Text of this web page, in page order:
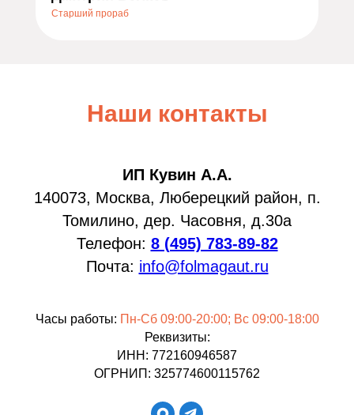
Порадовало отношение: не стали
Старший прораб
Наши контакты
ИП Кувин А.А.
140073, Москва, Люберецкий район, п.
Томилино, дер. Часовня, д.30а
Телефон: 8 (495) 783-89-82
Почта: info@folmagaut.ru
Часы работы: Пн-Сб 09:00-20:00; Вс 09:00-18:00
Реквизиты:
ИНН: 772160946587
ОГРНИП: 325774600115762